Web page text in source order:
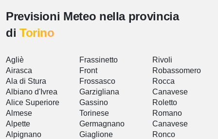
Previsioni Meteo nella provincia
di Torino
Agliè
Airasca
Ala di Stura
Albiano d'Ivrea
Alice Superiore
Almese
Alpette
Alpignano
Frassinetto
Front
Frossasco
Garzigliana
Gassino
Torinese
Germagnano
Giaglione
Rivoli
Robassomero
Rocca
Canavese
Roletto
Romano
Canavese
Ronco